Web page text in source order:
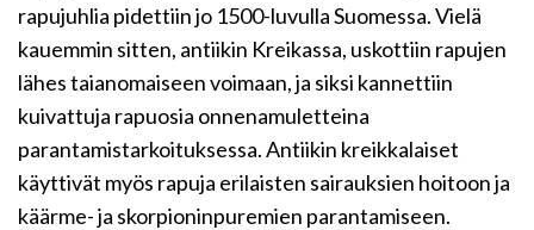
rapujuhlia pidettiin jo 1500-luvulla Suomessa. Vielä
kauemmin sitten, antiikin Kreikassa, uskottiin rapujen
lähes taianomaiseen voimaan, ja siksi kannettiin
kuivattuja rapuosia onnenamuletteina
parantamistarkoituksessa. Antiikin kreikkalaiset
käyttivät myös rapuja erilaisten sairauksien hoitoon ja
käärme- ja skorpioninpuremien parantamiseen.